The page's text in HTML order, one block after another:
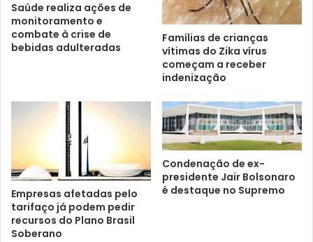
Saúde realiza ações de
monitoramento e
combate à crise de
bebidas adulteradas
Famílias de crianças
vítimas do Zika vírus
começam a receber
indenização
Empresas afetadas pelo
tarifaço já podem pedir
recursos do Plano Brasil
Soberano
Condenação de ex-
presidente Jair Bolsonaro
é destaque no Supremo